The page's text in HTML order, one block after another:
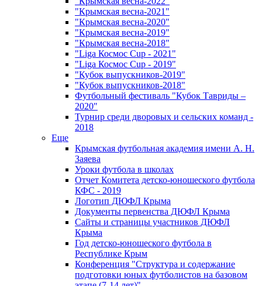
"Крымская весна-2021"
"Крымская весна-2020"
"Крымская весна-2019"
"Крымская весна-2018"
"Liga Космос Cup - 2021"
"Liga Космос Cup - 2019"
"Кубок выпускников-2019"
"Кубок выпускников-2018"
Футбольный фестиваль "Кубок Тавриды –
2020"
Турнир среди дворовых и сельских команд -
2018
Еще
Крымская футбольная академия имени А. Н.
Заяева
Уроки футбола в школах
Отчет Комитета детско-юношеского футбола
КФС - 2019
Логотип ДЮФЛ Крыма
Документы первенства ДЮФЛ Крыма
Сайты и страницы участников ДЮФЛ
Крыма
Год детско-юношеского футбола в
Республике Крым
Конференция "Структура и содержание
подготовки юных футболистов на базовом